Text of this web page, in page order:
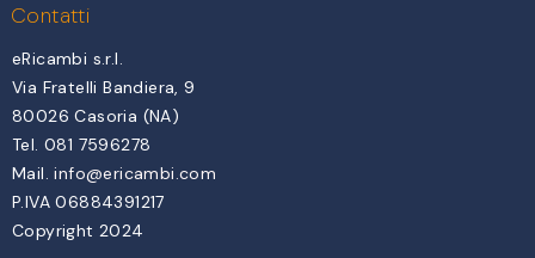
Contatti
eRicambi s.r.l.
Via Fratelli Bandiera, 9
80026 Casoria (NA)
Tel. 081 7596278
Mail.info@ericambi.com
P.IVA 06884391217
Copyright 2024